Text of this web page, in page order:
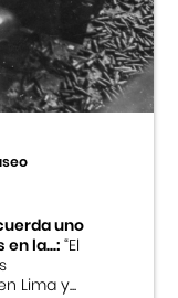
uno
la...:“El
Lima y...